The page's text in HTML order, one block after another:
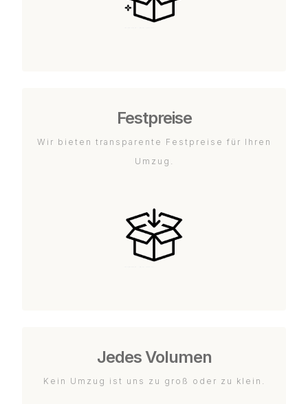
Festpreise
Wir bieten transparente Festpreise für Ihren
Umzug.
Jedes Volumen
Kein Umzug ist uns zu groß oder zu klein.